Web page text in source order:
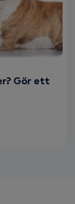
Gör ett